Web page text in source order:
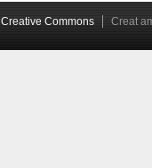
Creative Commons Creat